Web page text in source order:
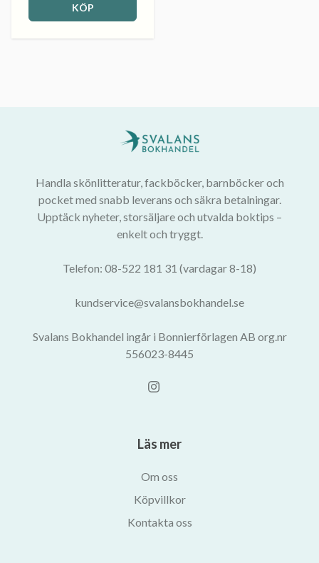
KÖP
Handla skönlitteratur, fackböcker, barnböcker och
pocket med snabb leverans och säkra betalningar.
Upptäck nyheter, storsäljare och utvalda boktips –
enkelt och tryggt.
Telefon: 08-522 181 31 (vardagar 8-18)
kundservice@svalansbokhandel.se
Svalans Bokhandel ingår i Bonnierförlagen AB org.nr
556023-8445
Läs mer
Om oss
Köpvillkor
Kontakta oss